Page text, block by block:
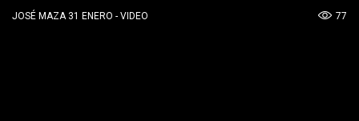
JOSÉ MAZA 31 ENERO - VIDEO 77